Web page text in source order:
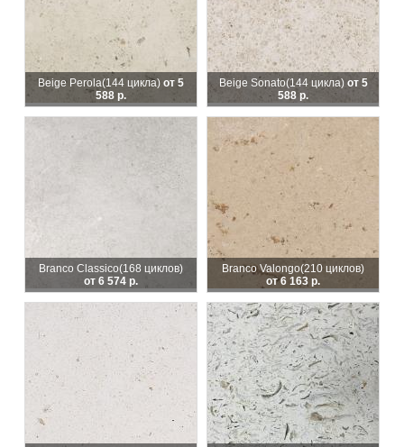
Beige Perola(144 цикла) от 5
588 р.
Beige Sonato(144 цикла) от 5
588 р.
Branco Classico(168 циклов)
от 6 574 р.
Branco Valongo(210 циклов)
от 6 163 р.